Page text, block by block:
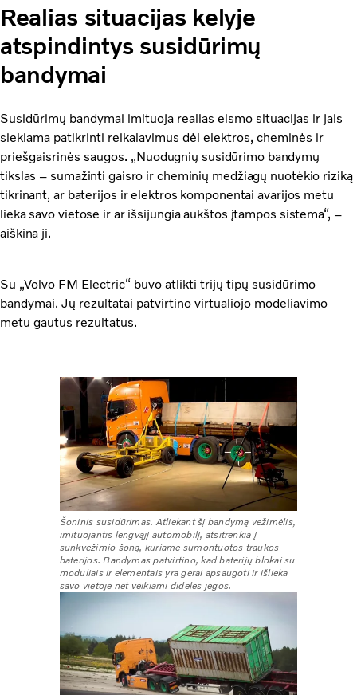
Realias situacijas kelyje
atspindintys susidūrimų
bandymai
Susidūrimų bandymai imituoja realias eismo situacijas ir jais
siekiama patikrinti reikalavimus dėl elektros, cheminės ir
priešgaisrinės saugos. „Nuodugnių susidūrimo bandymų
tikslas – sumažinti gaisro ir cheminių medžiagų nuotėkio riziką
tikrinant, ar baterijos ir elektros komponentai avarijos metu
lieka savo vietose ir ar išsijungia aukštos įtampos sistema“, –
aiškina ji.
Su „Volvo FM Electric“ buvo atlikti trijų tipų susidūrimo
bandymai. Jų rezultatai patvirtino virtualiojo modeliavimo
metu gautus rezultatus.
Šoninis susidūrimas. Atliekant šį bandymą vežimėlis,
imituojantis lengvąjį automobilį, atsitrenkia į
sunkvežimio šoną, kuriame sumontuotos traukos
baterijos. Bandymas patvirtino, kad baterijų blokai su
moduliais ir elementais yra gerai apsaugoti ir išlieka
savo vietoje net veikiami didelės jėgos.